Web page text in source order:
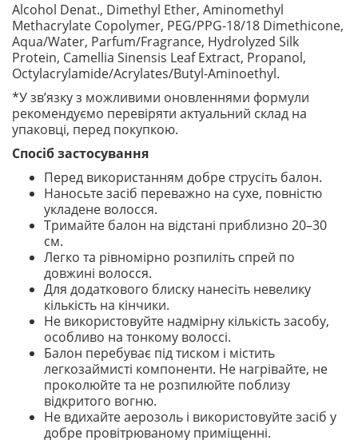
Alcohol Denat., Dimethyl Ether, Aminomethyl
Methacrylate Copolymer, PEG/PPG-18/18 Dimethicone,
Aqua/Water, Parfum/Fragrance, Hydrolyzed Silk
Protein, Camellia Sinensis Leaf Extract, Propanol,
Octylacrylamide/Acrylates/Butyl-Aminoethyl.
*У зв’язку з можливими оновленнями формули
рекомендуємо перевіряти актуальний склад на
упаковці, перед покупкою.
Спосіб застосування
Перед використанням добре струсіть балон.
Наносьте засіб переважно на сухе, повністю
укладене волосся.
Тримайте балон на відстані приблизно 20–30
см.
Легко та рівномірно розпиліть спрей по
довжині волосся.
Для додаткового блиску нанесіть невелику
кількість на кінчики.
Не використовуйте надмірну кількість засобу,
особливо на тонкому волоссі.
Балон перебуває під тиском і містить
легкозаймисті компоненти. Не нагрівайте, не
проколюйте та не розпилюйте поблизу
відкритого вогню.
Не вдихайте аерозоль і використовуйте засіб у
добре провітрюваному приміщенні.